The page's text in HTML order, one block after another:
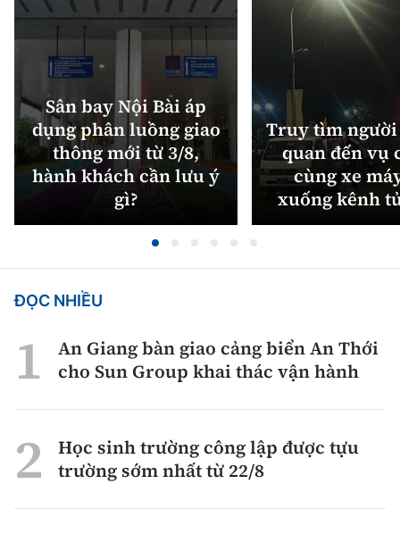
Sân bay Nội Bài áp
dụng phân luồng giao
thông mới từ 3/8,
hành khách cần lưu ý
gì?
Truy tìm
quan đến vụ
cùng xe
xuống kênh
ĐỌC NHIỀU
An Giang bàn giao cảng biển An Thới
cho Sun Group khai thác vận hành
Học sinh trường công lập được tựu
trường sớm nhất từ 22/8